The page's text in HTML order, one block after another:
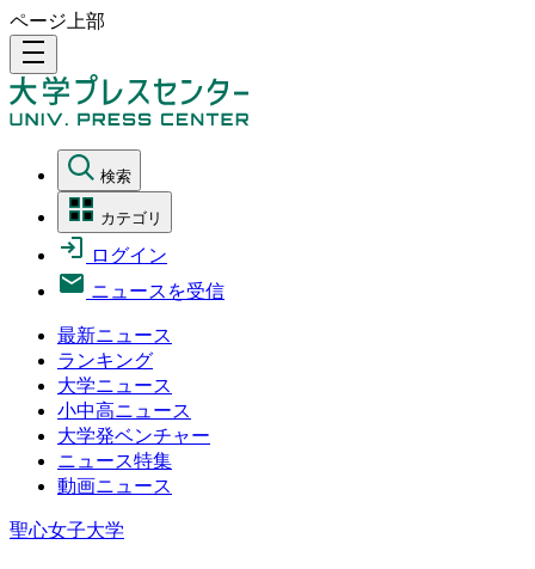
ページ上部
density_medium
検索
カテゴリ
ログイン
ニュースを受信
最新ニュース
ランキング
大学ニュース
小中高ニュース
大学発ベンチャー
ニュース特集
動画ニュース
聖心女子大学